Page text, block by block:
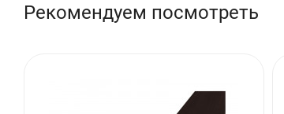
Рекомендуем посмотреть